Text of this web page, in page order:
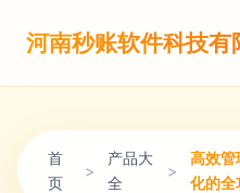
河南秒账软件科技有
首
页
>
产品大
全
>
高效管
化的全